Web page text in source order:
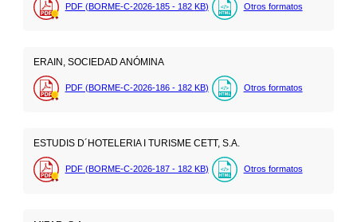
PDF (BORME-C-2026-185 - 182 KB) Otros formatos
ERAIN, SOCIEDAD ANÓMINA
PDF (BORME-C-2026-186 - 182 KB) Otros formatos
ESTUDIS D´HOTELERIA I TURISME CETT, S.A.
PDF (BORME-C-2026-187 - 182 KB) Otros formatos